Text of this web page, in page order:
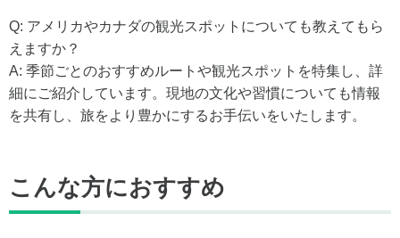
Q: アメリカやカナダの観光スポットについても教えてもら
えますか？
A: 季節ごとのおすすめルートや観光スポットを特集し、詳
細にご紹介しています。現地の文化や習慣についても情報
を共有し、旅をより豊かにするお手伝いをいたします。
こんな方におすすめ